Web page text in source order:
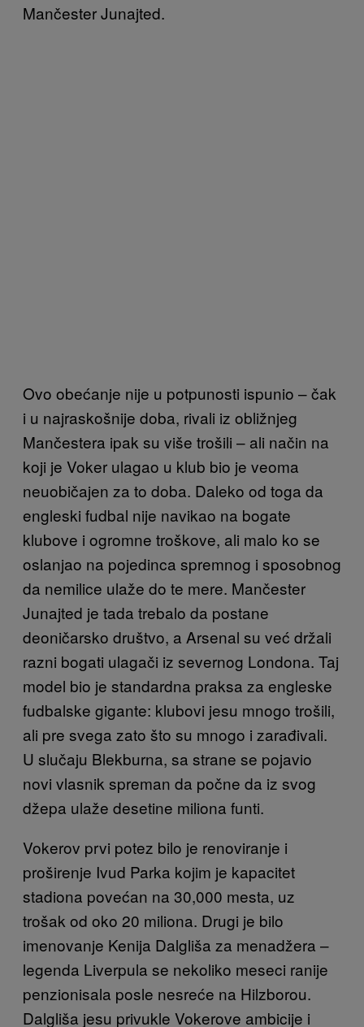
Mančester Junajted.
Ovo obećanje nije u potpunosti ispunio – čak
i u najraskošnije doba, rivali iz obližnjeg
Mančestera ipak su više trošili – ali način na
koji je Voker ulagao u klub bio je veoma
neuobičajen za to doba. Daleko od toga da
engleski fudbal nije navikao na bogate
klubove i ogromne troškove, ali malo ko se
oslanjao na pojedinca spremnog i sposobnog
da nemilice ulaže do te mere. Mančester
Junajted je tada trebalo da postane
deoničarsko društvo, a Arsenal su već držali
razni bogati ulagači iz severnog Londona. Taj
model bio je standardna praksa za engleske
fudbalske gigante: klubovi jesu mnogo trošili,
ali pre svega zato što su mnogo i zarađivali.
U slučaju Blekburna, sa strane se pojavio
novi vlasnik spreman da počne da iz svog
džepa ulaže desetine miliona funti.
Vokerov prvi potez bilo je renoviranje i
proširenje Ivud Parka kojim je kapacitet
stadiona povećan na 30,000 mesta, uz
trošak od oko 20 miliona. Drugi je bilo
imenovanje Kenija Dalgliša za menadžera –
legenda Liverpula se nekoliko meseci ranije
penzionisala posle nesreće na Hilzborou.
Dalgliša jesu privukle Vokerove ambicije i